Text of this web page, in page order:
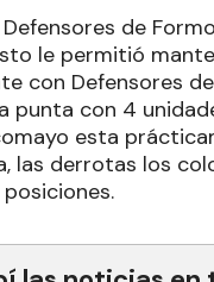
de
le permitió
con Defensores
punta con 4
esta
las derrotas los